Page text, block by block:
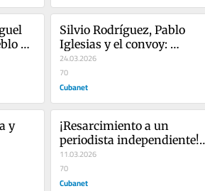
Silvio Rodríguez, Pablo
Iglesias y el convoy:
propaganda en medio de la
crisis cubana
24.03.2026
70
Cubanet
y
¡Resarcimiento a un
periodista independiente!
¿Excepción o guiño
político?
11.03.2026
70
Cubanet